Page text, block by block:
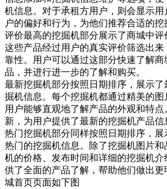
机信息。对于承租方用户，则会显示用
户的偏好和行为，为他们推荐合适的挖
评价最高的挖掘机部分展示了商城中评
这些产品经过用户的真实评价筛选出
靠性。用户可以通过这部分快速了解
品，并进行进一步的了解和购买。
最新挖掘机部分按照日期排序，展示
掘机信息。每个挖掘机都通过精美的
用户能够直观地了解产品的外观和特
新，为用户提供了最新的挖掘机产品信
热门挖掘机部分同样按照日期排序，
热门的挖掘机信息。除了挖掘机图片
机的价格、发布时间和详细的挖掘机
供了全面的产品了解，帮助他们做出
城首页页面如下图